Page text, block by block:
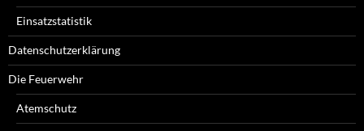
Einsatzstatistik
Datenschutzerklärung
Die Feuerwehr
Atemschutz